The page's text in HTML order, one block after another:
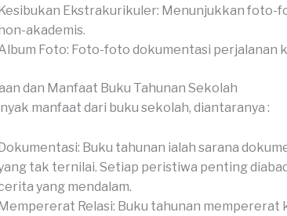
Kesibukan Ekstrakurikuler: Menunjukkan foto-
akademis.
Foto: Foto-foto dokumentasi perjalanan
dan Manfaat Buku Tahunan Sekolah
manfaat dari buku sekolah, diantaranya :
Buku tahunan ialah sarana
tak ternilai. Setiap peristiwa penting
yang mendalam.
Relasi: Buku tahunan mempererat